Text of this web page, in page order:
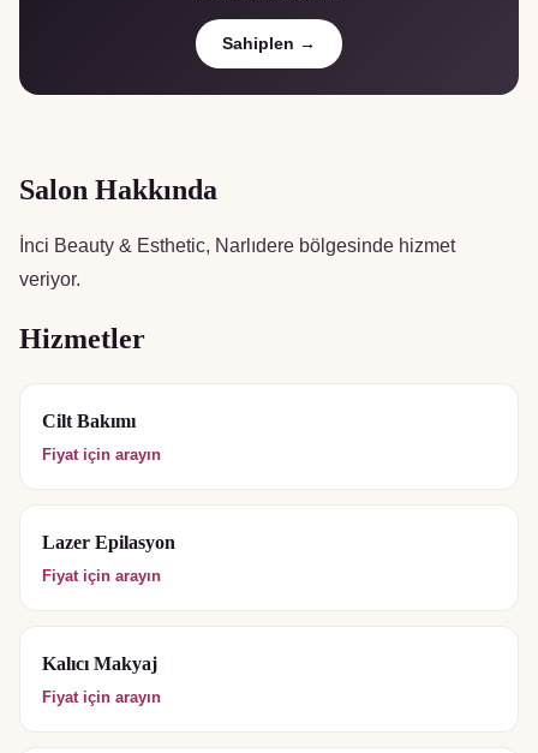
Salon Hakkında
İnci Beauty & Esthetic, Narlıdere bölgesinde hizmet
veriyor.
Hizmetler
Cilt Bakımı
Fiyat için arayın
Lazer Epilasyon
Fiyat için arayın
Kalıcı Makyaj
Fiyat için arayın
Sahiplen →